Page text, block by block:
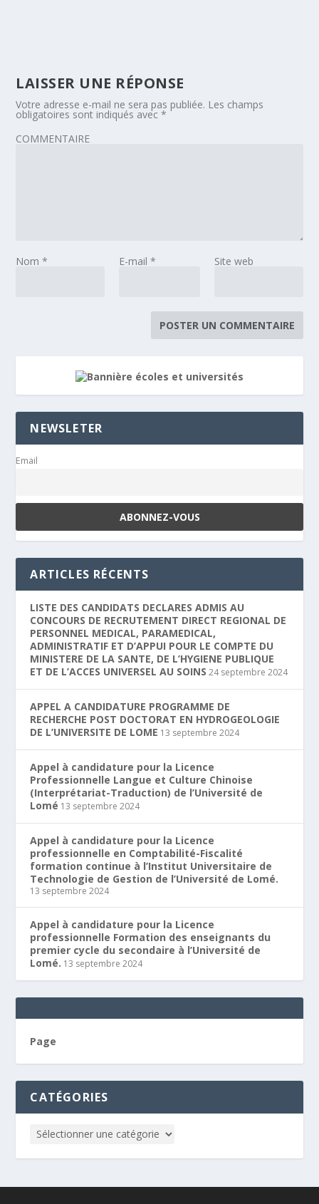
LAISSER UNE RÉPONSE
Votre adresse e-mail ne sera pas publiée. Les champs
obligatoires sont indiqués avec*
COMMENTAIRE
Nom* E-mail * Site web
NEWSLETER
Email
ARTICLES RÉCENTS
LISTE DES CANDIDATS DECLARES ADMIS AU
CONCOURS DE RECRUTEMENT DIRECT REGIONAL DE
PERSONNEL MEDICAL, PARAMEDICAL,
ADMINISTRATIF ET D’APPUI POUR LE COMPTE DU
MINISTERE DE LA SANTE, DE L’HYGIENE PUBLIQUE
ET DE L’ACCES UNIVERSEL AU SOINS 24 septembre 2024
APPEL A CANDIDATURE PROGRAMME DE
RECHERCHE POST DOCTORAT EN HYDROGEOLOGIE
DE L’UNIVERSITE DE LOME 13 septembre 2024
Appel à candidature pour la Licence
Professionnelle Langue et Culture Chinoise
(Interprétariat-Traduction) de l’Université de
Lomé 13 septembre 2024
Appel à candidature pour la Licence
professionnelle en Comptabilité-Fiscalité
formation continue à l’Institut Universitaire de
Technologie de Gestion de l’Université de Lomé.
13 septembre 2024
Appel à candidature pour la Licence
professionnelle Formation des enseignants du
premier cycle du secondaire à l’Université de
Lomé. 13 septembre 2024
Page
CATÉGORIES